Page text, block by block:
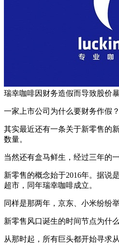
瑞幸咖啡因财务造假而导致股价
一家上市公司为什么要财务作假
其实最近还有一条关于新零售的
数量。
当然还有盒马鲜生，经过三年的
新零售的概念始于2016年。据说
超市，同年瑞幸咖啡成立。
同样是那两年，京东、小米纷纷
新零售风口诞生的时间节点为什
从那时起，所有巨头都开始寻求